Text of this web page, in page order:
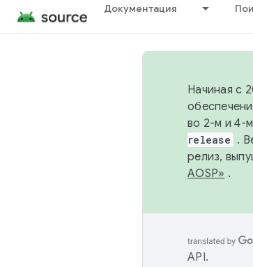
Документация
Начиная с
во 2-м и 4-м
release .
релиз,
AOSP» .
API.